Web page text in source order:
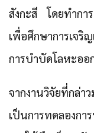
สังกะสี โดยทำกา
เพื่อศึกษาการเจ
การบำบัดโลหะอ
จากงานวิจัยที่กล่า
เป็นการทดลองกา